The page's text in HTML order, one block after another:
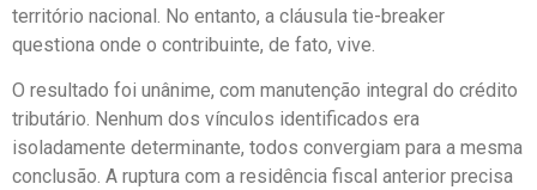
território nacional. No entanto, a cláusula tie-breaker
questiona onde o contribuinte, de fato, vive.
O resultado foi unânime, com manutenção integral do crédito
tributário. Nenhum dos vínculos identificados era
isoladamente determinante, todos convergiam para a mesma
conclusão. A ruptura com a residência fiscal anterior precisa